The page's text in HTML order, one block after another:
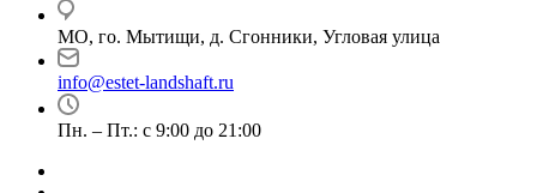
МО, го. Мытищи, д. Сгонники, Угловая улица
info@estet-landshaft.ru
Пн. – Пт.: с 9:00 до 21:00